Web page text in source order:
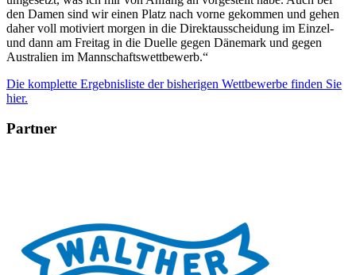
den Damen sind wir einen Platz nach vorne gekommen und gehen
daher voll motiviert morgen in die Direktausscheidung im Einzel-
und dann am Freitag in die Duelle gegen Dänemark und gegen
Australien im Mannschaftswettbewerb.“
Die komplette Ergebnisliste der bisherigen Wettbewerbe finden Sie
hier.
Partner